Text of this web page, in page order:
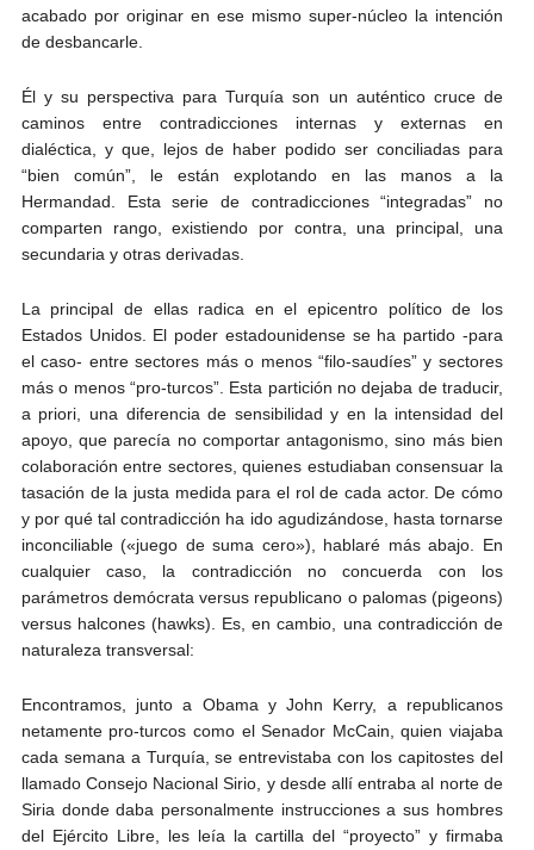
acabado por originar en ese mismo super-núcleo la intención
de desbancarle.
Él y su perspectiva para Turquía son un auténtico cruce de
caminos entre contradicciones internas y externas en
dialéctica, y que, lejos de haber podido ser conciliadas para
“bien común”, le están explotando en las manos a la
Hermandad. Esta serie de contradicciones “integradas” no
comparten rango, existiendo por contra, una principal, una
secundaria y otras derivadas.
La principal de ellas radica en el epicentro político de los
Estados Unidos. El poder estadounidense se ha partido -para
el caso- entre sectores más o menos “filo-saudíes” y sectores
más o menos “pro-turcos”. Esta partición no dejaba de traducir,
a priori, una diferencia de sensibilidad y en la intensidad del
apoyo, que parecía no comportar antagonismo, sino más bien
colaboración entre sectores, quienes estudiaban consensuar la
tasación de la justa medida para el rol de cada actor. De cómo
y por qué tal contradicción ha ido agudizándose, hasta tornarse
inconciliable («juego de suma cero»), hablaré más abajo. En
cualquier caso, la contradicción no concuerda con los
parámetros demócrata versus republicano o palomas (pigeons)
versus halcones (hawks). Es, en cambio, una contradicción de
naturaleza transversal:
Encontramos, junto a Obama y John Kerry, a republicanos
netamente pro-turcos como el Senador McCain, quien viajaba
cada semana a Turquía, se entrevistaba con los capitostes del
llamado Consejo Nacional Sirio, y desde allí entraba al norte de
Siria donde daba personalmente instrucciones a sus hombres
del Ejército Libre, les leía la cartilla del “proyecto” y firmaba